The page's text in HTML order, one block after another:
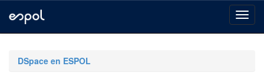
navigationDSpace en ESPOL